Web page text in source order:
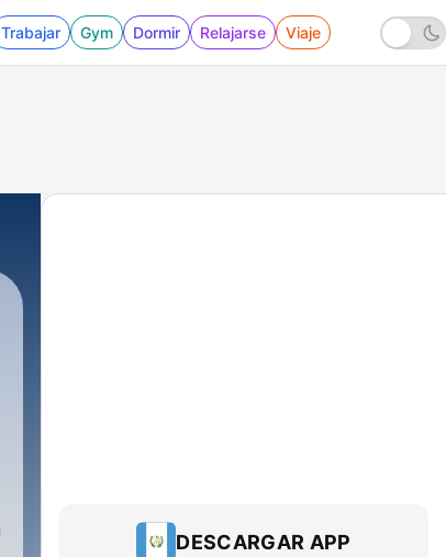
Trabajar Gym Dormir Relajarse Viaje
DESCARGAR APP